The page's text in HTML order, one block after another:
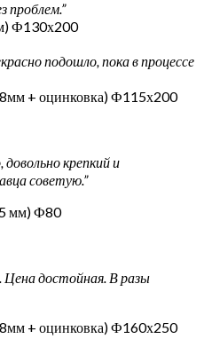
проблем.”
Ф130х200
подошло, пока в процессе
+ оцинковка) Ф115х200
крепкий и
советую.”
мм) Ф80
Цена достойная. В разы
+ оцинковка) Ф160х250